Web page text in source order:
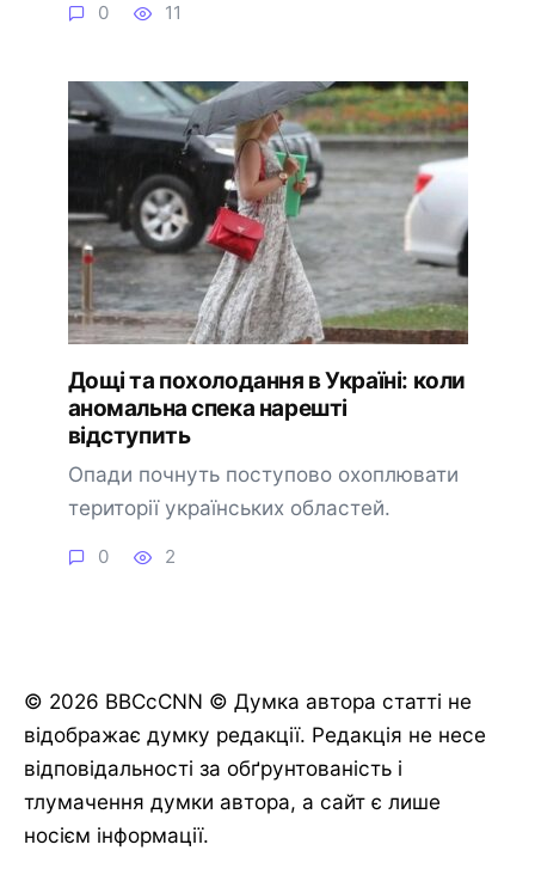
0 11
Дощі та похолодання в Україні: коли
аномальна спека нарешті
відступить
Опади почнуть поступово охоплювати
території українських областей.
0 2
© 2026 BBCcCNN © Думка автора статті не
відображає думку редакції. Редакція не несе
відповідальності за обґрунтованість і
тлумачення думки автора, а сайт є лише
носієм інформації.